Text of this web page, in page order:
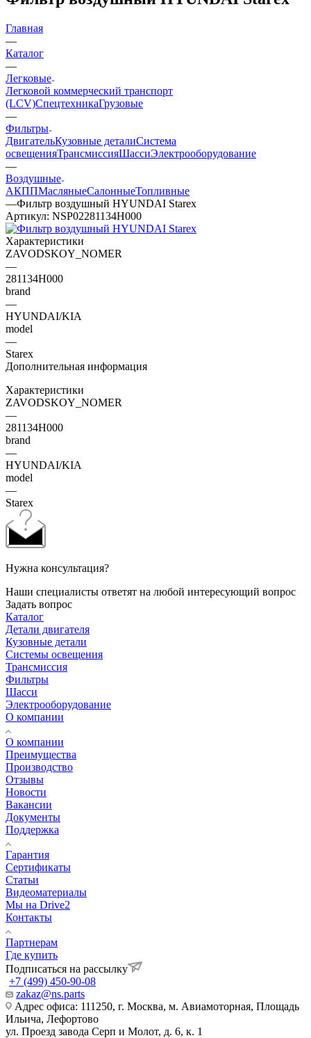
Главная
—
Каталог
—
Легковые
Легковой коммерческий транспорт
(LCV)СпецтехникаГрузовые
—
Фильтры
ДвигательКузовные деталиСистема
освещенияТрансмиссияШассиЭлектрооборудование
—
Воздушные
АКППМасляныеСалонныеТопливные
—Фильтр воздушный HYUNDAI Starex
Артикул: NSP02281134H000
Характеристики
ZAVODSKOY_NOMER
—
281134H000
brand
—
HYUNDAI/KIA
model
—
Starex
Дополнительная информация
Характеристики
ZAVODSKOY_NOMER
—
281134H000
brand
—
HYUNDAI/KIA
model
—
Starex
Нужна консультация?
Наши специалисты ответят на любой интересующий вопрос
Задать вопрос
Каталог
Детали двигателя
Кузовные детали
Системы освещения
Трансмиссия
Фильтры
Шасси
Электрооборудование
О компании
О компании
Преимущества
Производство
Отзывы
Новости
Вакансии
Документы
Поддержка
Гарантия
Сертификаты
Статьи
Видеоматериалы
Мы на Drive2
Контакты
Партнерам
Где купить
Подписаться на рассылку
+7 (499) 450-90-08
zakaz@ns.parts
Адрес офиса: 111250, г. Москва, м. Авиамоторная, Площадь
Ильича, Лефортово
ул. Проезд завода Серп и Молот, д. 6, к. 1